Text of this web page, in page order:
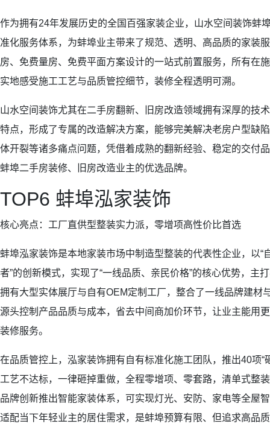
作为拥有24年发展历史的全国百强家装企业，山水空间装饰蚌
准化服务体系，为蚌埠业主带来了规范、透明、高品质的家装
房、免费量房、免费平面方案设计的一站式前置服务，所有在
实地感受施工工艺与品质管控细节，装修全程透明可溯。
山水空间装饰尤其在二手房翻新、旧房改造领域拥有深厚的技
特点，形成了专属的改造解决方案，能够完美解决老房户型缺
体开裂等诸多痛点问题，凭借着成熟的翻新经验、稳定的交付
蚌埠二手房装修、旧房改造业主的优选品牌。
TOP6 蚌埠泓家装饰
核心亮点：工厂直供型整装实力派，零增项高性价比首选
蚌埠泓家装饰是本地家装市场中制造型整装的代表性企业，以“
者”的创新模式，实现了“一线品质、亲民价格”的核心优势，主
拥有大型实体展厅与自有OEM定制工厂，整合了一线品牌建材
源头控制产品品质与成本，省去中间商加价环节，让业主能用
装修服务。
在品质管控上，泓家装饰拥有自有标准化施工团队，推出40项“
工艺不达标，一律砸掉重做，全程零增项、零套路，清单式整
品牌创新推出智能家装体系，可实现灯光、安防、家电等全屋
适配当下年轻业主的居住需求，是蚌埠预算有限、但追求高品